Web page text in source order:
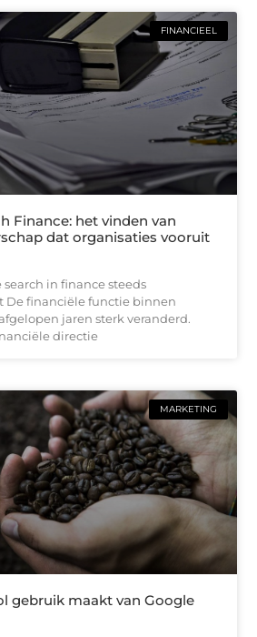
FINANCIEEL
Finance: het vinden van
dat organisaties vooruit
in finance steeds
De financiële functie binnen
jaren sterk veranderd.
directie
MARKETING
gebruik maakt van Google